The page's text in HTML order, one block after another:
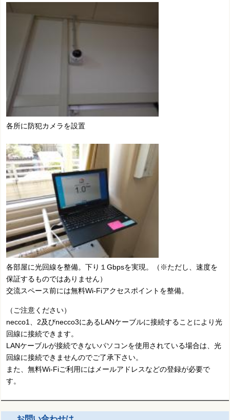
各所に防犯カメラを設置
各部屋に光回線を整備。下り１Gbpsを実現。（※ただし、速度を
保証するものではありません）
交流スペース前には無料Wi-Fiアクセスポイントを整備。
（ご注意ください）
necco1、2及びnecco3にあるLANケーブルに接続することにより光
回線に接続できます。
LANケーブルが接続できないパソコンを使用されている場合は、光
回線に接続できませんのでご了承下さい。
また、無料Wi-Fiご利用にはメールアドレスなどの登録が必要で
す。